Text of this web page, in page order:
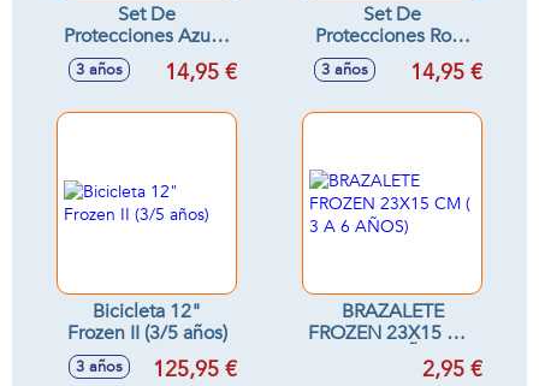
Set De
Protecciones Azul 6
piezas talla m.
3 años 14,95 €
Set De
Protecciones Rosa
6 piezas talla m.
3 años 14,95 €
Bicicleta 12"
Frozen II (3/5 años)
3 años 125,95 €
BRAZALETE
FROZEN 23X15 CM
( 3 A 6 AÑOS)2,95 €